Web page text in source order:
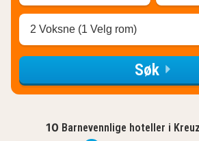
2 Voksne (1 Velg rom)
Søk
10 Barnevennlige hoteller i